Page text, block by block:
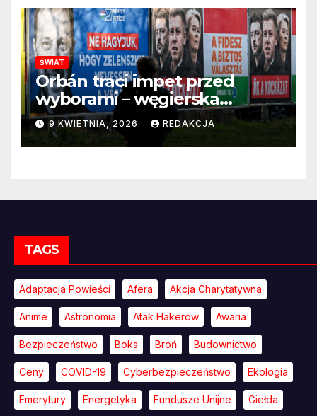
ŚWIAT
Orbán traci impet przed
wyborami – węgierska
propaganda przestaje
przekonywać
9 KWIETNIA, 2026 REDAKCJA
TAGS
Adaptacja Powieści Afera Akcja Charytatywna
Anime Astronomia Atak Hakerów Awaria
Bezpieczeństwo Boks Broń Budownictwo
Ceny COVID-19 Cyberbezpieczeństwo Ekologia
Emerytury Energetyka Fundusze Unijne Giełda